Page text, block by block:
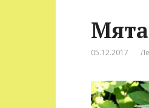
05.12.2017